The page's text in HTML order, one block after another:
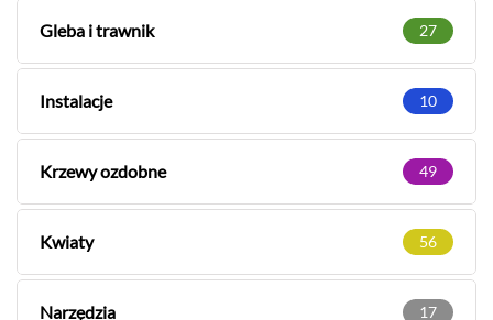
Gleba i trawnik 27
Instalacje 10
Krzewy ozdobne 49
Kwiaty 56
Narzędzia 17